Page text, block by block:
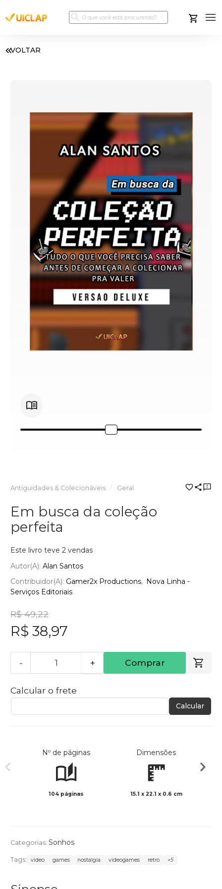
VOLTAR
Antiguidades & Colecionáveis Geral
Em busca da coleção
perfeita
Este livro teve 2 vendas
Autor(a): Alan Santos
Contribuidor(a): Gamer2x Productions
Nova Linha -
Serviços Editoriais
R$ 49,22
R$ 38,97
- + Comprar
Calcular o frete
Calcular
Nº de páginas
104 páginas
Dimensões
15.1 x 22.1 x 0.6 cm
Categorias: Sonhos
Tags: video games nostalgia videogames retro +5